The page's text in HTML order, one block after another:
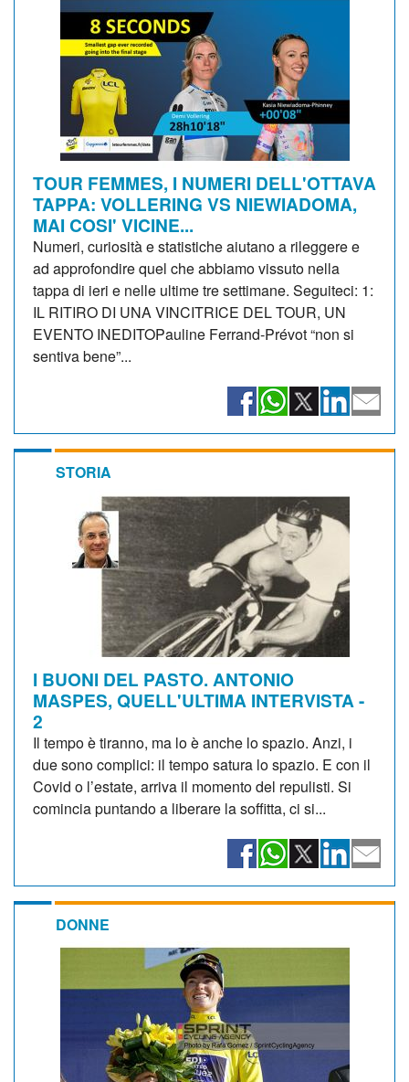
TOUR FEMMES, I NUMERI DELL'OTTAVA
TAPPA: VOLLERING VS NIEWIADOMA,
MAI COSI' VICINE...
Numeri, curiosità e statistiche aiutano a rileggere e
ad approfondire quel che abbiamo vissuto nella
tappa di ieri e nelle ultime tre settimane. Seguiteci: 1:
IL RITIRO DI UNA VINCITRICE DEL TOUR, UN
EVENTO INEDITOPauline Ferrand-Prévot “non si
sentiva bene”...
STORIA
I BUONI DEL PASTO. ANTONIO
MASPES, QUELL'ULTIMA INTERVISTA -
2
Il tempo è tiranno, ma lo è anche lo spazio. Anzi, i
due sono complici: il tempo satura lo spazio. E con il
Covid o l’estate, arriva il momento del repulisti. Si
comincia puntando a liberare la soffitta, ci si...
DONNE